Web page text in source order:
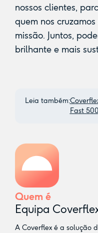
nossos clientes,
quem nos
missão. Juntos,
brilhante e mais
Leia também:
Fast
Quem é
Equipa
A Coverflex é a solução